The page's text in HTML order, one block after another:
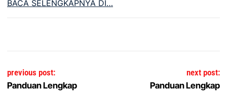
BACA SELENGKAPNYA DI…
Post navigation
previous post:
Panduan Lengkap
next post:
Panduan Lengkap